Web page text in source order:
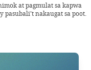
at pagmulat sa kapwa
nakaugat sa poot.